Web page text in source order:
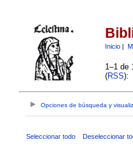
Inicio|
1–1 de
(RSS):
Opciones de búsqueda y
Seleccionar todo Deseleccionar